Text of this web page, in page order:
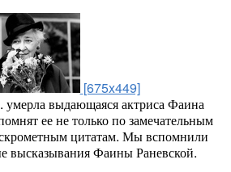
[675x449]
выдающаяся актриса Фаина
ее не только по замечательным
цитатам. Мы вспомнили
высказывания Фаины Раневской.